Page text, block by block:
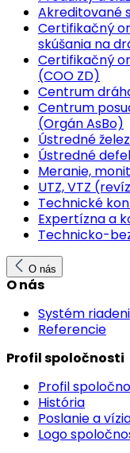
Akreditované
Certifikačný
skúšania na
Certifikačný
(COO ZD)
Centrum
Centrum
(Orgán AsBo)
Ústredné
Ústredné
Meranie,
UTZ, VTZ
Technické
Expertízna a
Technicko-
O nás
O nás
Systém
Referencie
Profil spoločnosti
Profil
História
Poslanie a
Logo